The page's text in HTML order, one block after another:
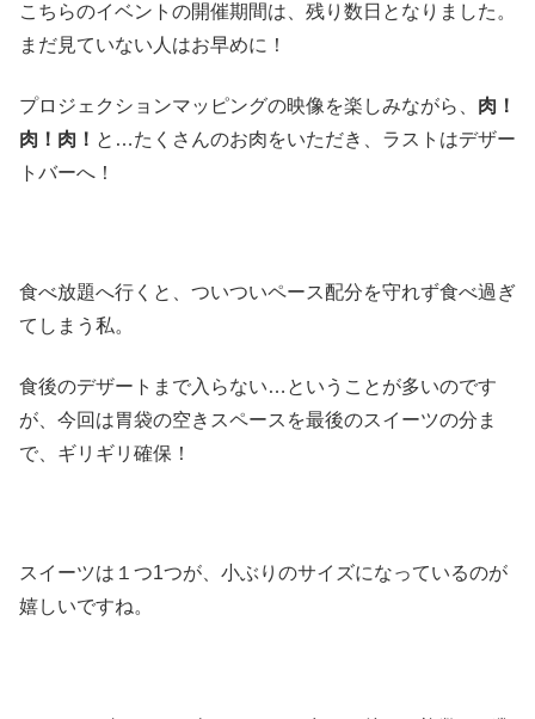
こちらのイベントの開催期間は、残り数日となりました。
まだ見ていない人はお早めに！
プロジェクションマッピングの映像を楽しみながら、 肉！
肉！肉！ と…たくさんのお肉をいただき、ラストはデザー
トバーへ！
食べ放題へ行くと、ついついペース配分を守れず食べ過ぎ
てしまう私。
食後のデザートまで入らない…ということが多いのです
が、今回は胃袋の空きスペースを最後のスイーツの分ま
で、ギリギリ確保！
スイーツは１つ1つが、小ぶりのサイズになっているのが
嬉しいですね。